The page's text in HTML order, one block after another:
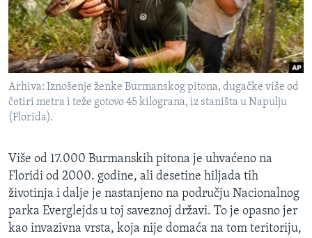
SPORT
INTERVJU
Arhiva: Iznošenje ženke Burmanskog pitona, dugačke više od
četiri metra i teže gotovo 45 kilograna, iz staništa u Napulju
(Florida).
Više od 17.000 Burmanskih pitona je uhvaćeno na
Floridi od 2000. godine, ali desetine hiljada tih
životinja i dalje je nastanjeno na području Nacionalnog
parka Everglejds u toj saveznoj državi. To je opasno jer
kao invazivna vrsta, koja nije domaća na tom teritoriju,